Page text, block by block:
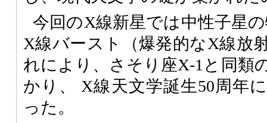
今回のX線新星では中性子星
X線バースト（爆発的なX線放
れにより、さそり座X-1と同類
かり、 X線天文学誕生50周年
った。